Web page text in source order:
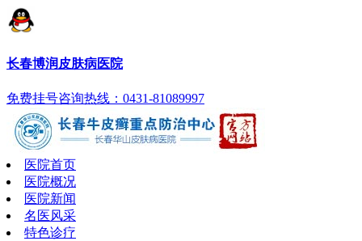
长春博润皮肤病医院
免费挂号咨询热线：0431-81089997
医院首页
医院概况
医院新闻
名医风采
特色诊疗